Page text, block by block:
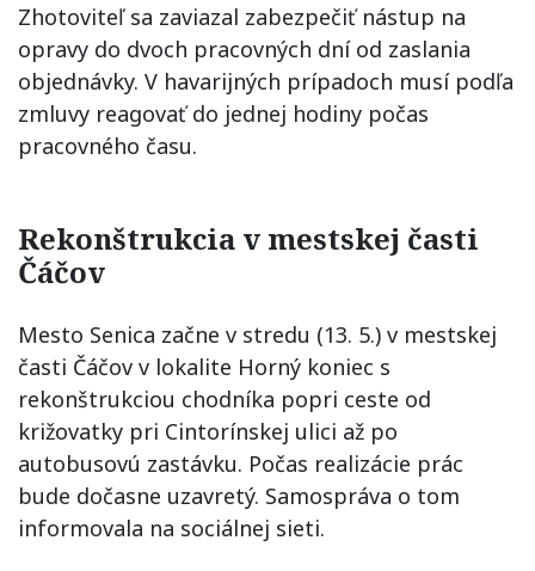
Zhotoviteľ sa zaviazal zabezpečiť nástup na
opravy do dvoch pracovných dní od zaslania
objednávky. V havarijných prípadoch musí podľa
zmluvy reagovať do jednej hodiny počas
pracovného času.
Rekonštrukcia v mestskej časti
Čáčov
Mesto Senica začne v stredu (13. 5.) v mestskej
časti Čáčov v lokalite Horný koniec s
rekonštrukciou chodníka popri ceste od
križovatky pri Cintorínskej ulici až po
autobusovú zastávku. Počas realizácie prác
bude dočasne uzavretý. Samospráva o tom
informovala na sociálnej sieti.